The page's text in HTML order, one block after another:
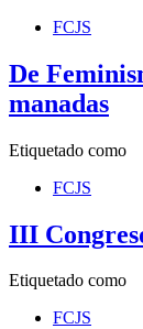
FCJS
De
manadas
Etiquetado como
FCJS
III
Etiquetado como
FCJS